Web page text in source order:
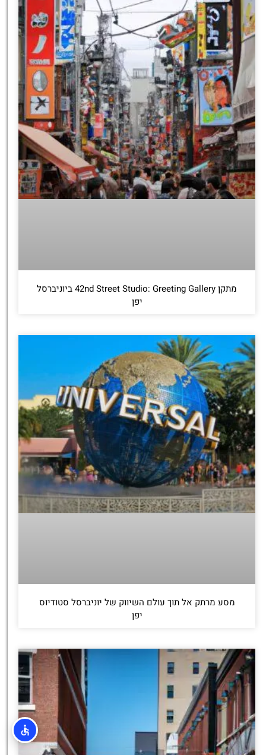
מתקן 42nd Street Studio: Greeting Gallery ביוניברסל
יפן
מסע מרתק אל תוך עולם השיווק של יוניברסל סטודיוס
יפן